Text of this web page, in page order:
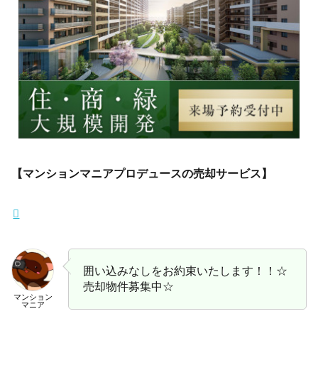
【マンションマニアプロデュースの売却サービス】
マンション
マニア
囲い込みなしをお約束いたします！！☆
売却物件募集中☆